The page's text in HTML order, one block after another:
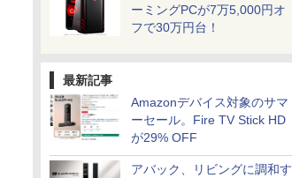
ーミングPCが7万5,000円オ
フで30万円台！
最新記事
Amazonデバイス対象のサマ
ーセール。Fire TV Stick HD
が29% OFF
アバック、リビングに調和す